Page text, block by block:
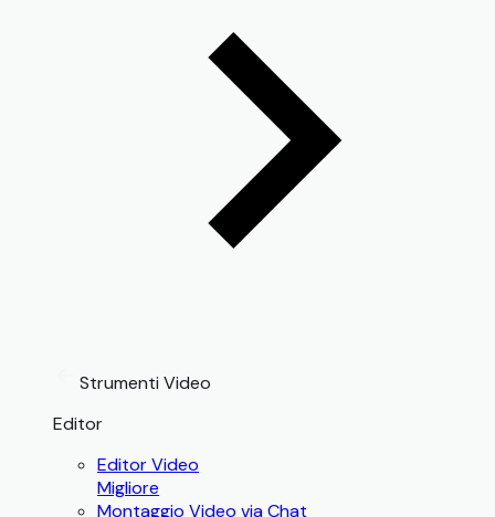
Strumenti Video
Editor
Editor Video
Migliore
Montaggio Video via Chat